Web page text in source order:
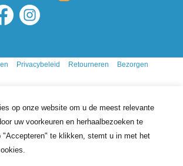
op onze website om u de meest relevante
uw voorkeuren en herhaalbezoeken te
"Accepteren" te klikken, stemt u in met het
Privacybeleid Retourneren
Bezorgen